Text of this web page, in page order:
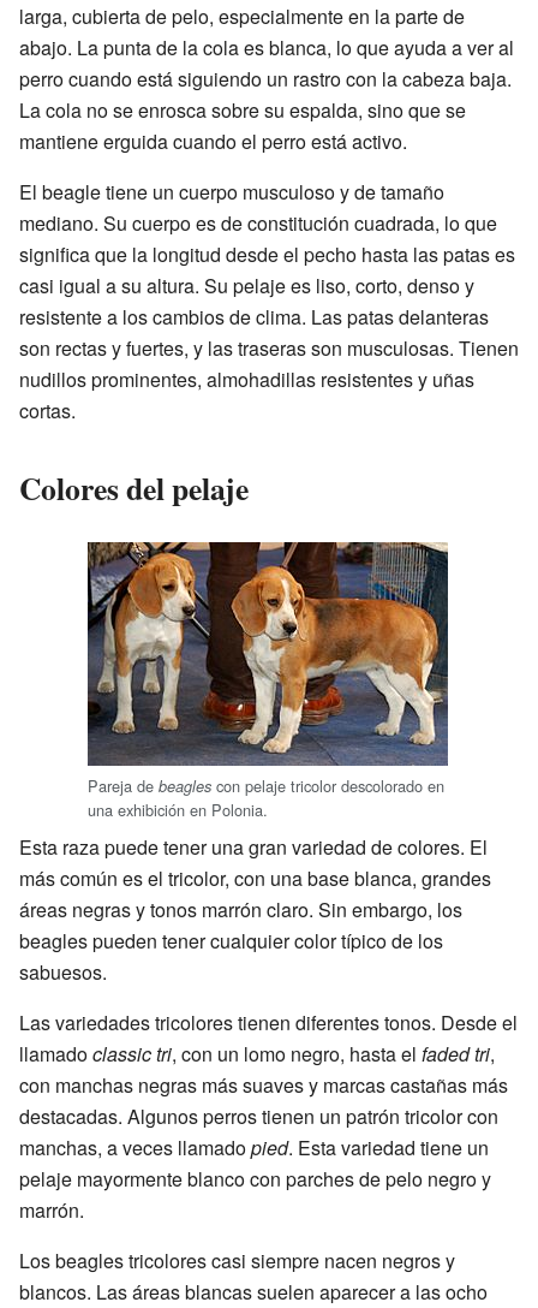
larga, cubierta de pelo, especialmente en la parte de
abajo. La punta de la cola es blanca, lo que ayuda a ver al
perro cuando está siguiendo un rastro con la cabeza baja.
La cola no se enrosca sobre su espalda, sino que se
mantiene erguida cuando el perro está activo.
El beagle tiene un cuerpo musculoso y de tamaño
mediano. Su cuerpo es de constitución cuadrada, lo que
significa que la longitud desde el pecho hasta las patas es
casi igual a su altura. Su pelaje es liso, corto, denso y
resistente a los cambios de clima. Las patas delanteras
son rectas y fuertes, y las traseras son musculosas. Tienen
nudillos prominentes, almohadillas resistentes y uñas
cortas.
Colores del pelaje
Pareja de beagles con pelaje tricolor descolorado en
una exhibición en Polonia.
Esta raza puede tener una gran variedad de colores. El
más común es el tricolor, con una base blanca, grandes
áreas negras y tonos marrón claro. Sin embargo, los
beagles pueden tener cualquier color típico de los
sabuesos.
Las variedades tricolores tienen diferentes tonos. Desde el
llamadoclassic tri, con un lomo negro, hasta el faded tri,
con manchas negras más suaves y marcas castañas más
destacadas. Algunos perros tienen un patrón tricolor con
manchas, a veces llamadopied. Esta variedad tiene un
pelaje mayormente blanco con parches de pelo negro y
marrón.
Los beagles tricolores casi siempre nacen negros y
blancos. Las áreas blancas suelen aparecer a las ocho